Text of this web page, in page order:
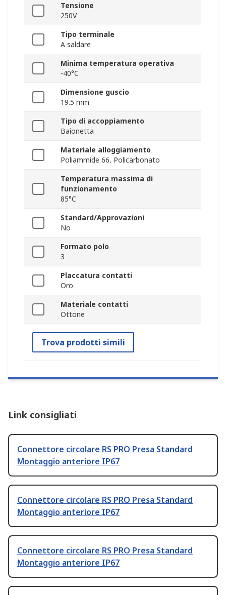
Tensione
250V
Tipo terminale
A saldare
Minima temperatura operativa
-40°C
Dimensione guscio
19.5 mm
Tipo di accoppiamento
Baionetta
Materiale alloggiamento
Poliammide 66, Policarbonato
Temperatura massima di
funzionamento
85°C
Standard/Approvazioni
No
Formato polo
3
Placcatura contatti
Oro
Materiale contatti
Ottone
Trova prodotti simili
Link consigliati
Connettore circolare RS PRO Presa Standard
Montaggio anteriore IP67
Connettore circolare RS PRO Presa Standard
Montaggio anteriore IP67
Connettore circolare RS PRO Presa Standard
Montaggio anteriore IP67